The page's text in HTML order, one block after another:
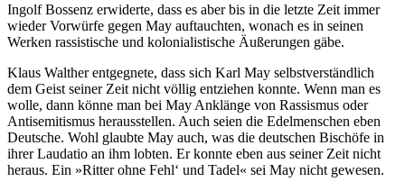
Ingolf Bossenz erwiderte, dass es aber bis in die letzte Zeit immer
wieder Vorwürfe gegen May auftauchten, wonach es in seinen
Werken rassistische und kolonialistische Äußerungen gäbe.
Klaus Walther entgegnete, dass sich Karl May selbstverständlich
dem Geist seiner Zeit nicht völlig entziehen konnte. Wenn man es
wolle, dann könne man bei May Anklänge von Rassismus oder
Antisemitismus herausstellen. Auch seien die Edelmenschen eben
Deutsche. Wohl glaubte May auch, was die deutschen Bischöfe in
ihrer Laudatio an ihm lobten. Er konnte eben aus seiner Zeit nicht
heraus. Ein »Ritter ohne Fehl‘ und Tadel« sei May nicht gewesen.